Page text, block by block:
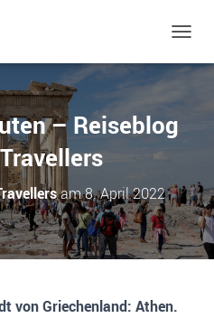
– Reiseblog
am8. April 2022
von Griechenland: Athen.